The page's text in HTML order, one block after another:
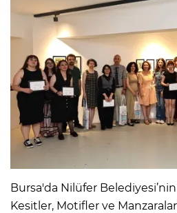
Bursa'da Nilüfer
Kesitler, Motifler ve